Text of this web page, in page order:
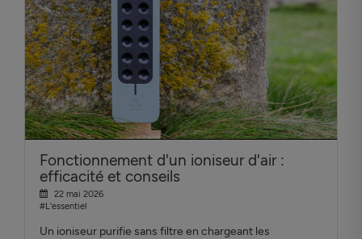
Fonctionnement d'un ioniseur d'air :
efficacité et conseils
22 mai 2026
#L'essentiel
Un ioniseur purifie sans filtre en chargeant les